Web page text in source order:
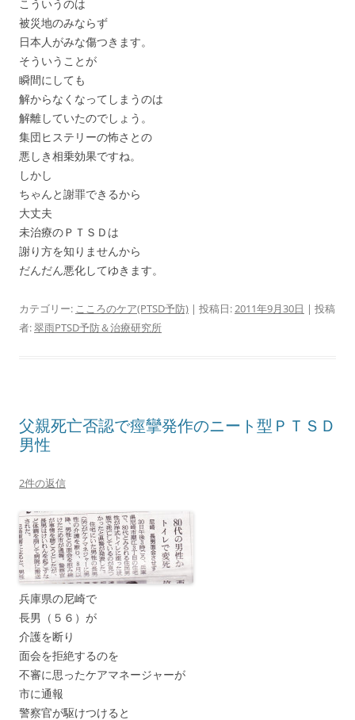
こういうのは
被災地のみならず
日本人がみな傷つきます。
そういうことが
瞬間にしても
解からなくなってしまうのは
解離していたのでしょう。
集団ヒステリーの怖さとの
悪しき相乗効果ですね。
しかし
ちゃんと謝罪できるから
大丈夫
未治療のＰＴＳＤは
謝り方を知りませんから
だんだん悪化してゆきます。
カテゴリー: こころのケア(PTSD予防) | 投稿日:2011年9月30日 | 投稿
者:翠雨PTSD予防＆治療研究所
父親死亡否認で痙攣発作のニート型ＰＴＳＤ
男性
2件の返信
兵庫県の尼崎で
長男（５６）が
介護を断り
面会を拒絶するのを
不審に思ったケアマネージャーが
市に通報
警察官が駆けつけると